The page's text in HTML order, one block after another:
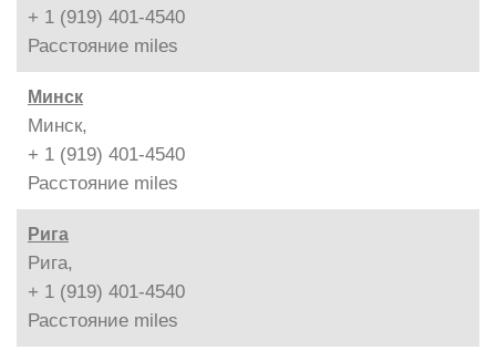
+ 1 (919) 401-4540
Расстояние miles
Минск
Минск,
+ 1 (919) 401-4540
Расстояние miles
Рига
Рига,
+ 1 (919) 401-4540
Расстояние miles